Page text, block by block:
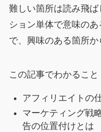
難しい箇所は読み飛
ション単体で意味の
で、興味のある箇所か
この記事でわかること
アフィリエイトの
マーケティング戦
告の位置付けとは